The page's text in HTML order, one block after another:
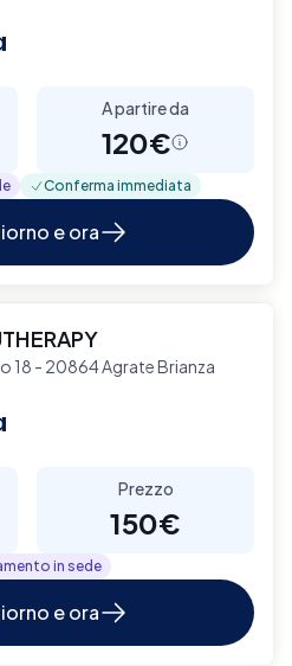
A partire da
120€
Conferma immediata
e ora
18 - 20864 Agrate Brianza
Prezzo
150€
in sede
e ora